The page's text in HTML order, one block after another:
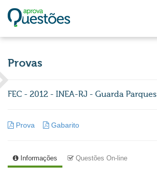
Provas
FEC - 2012 - INEA-RJ - Guarda Parques
Prova Gabarito
Informações Questões On-line